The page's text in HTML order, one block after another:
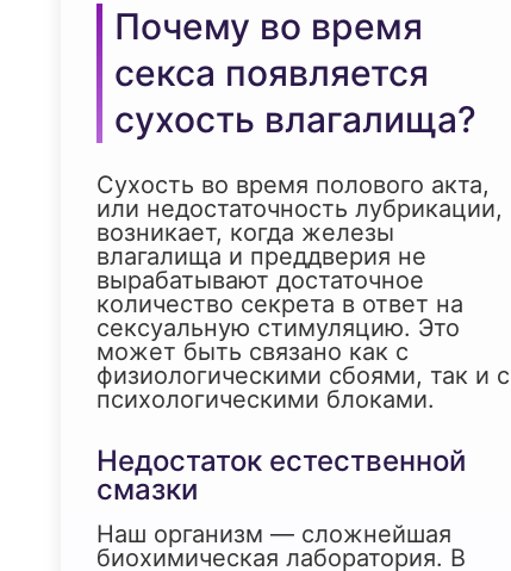
Почему во время
секса появляется
сухость влагалища?
Сухость во время полового акта,
или недостаточность лубрикации,
возникает, когда железы
влагалища и преддверия не
вырабатывают достаточное
количество секрета в ответ на
сексуальную стимуляцию. Это
может быть связано как с
физиологическими сбоями, так и с
психологическими блоками.
Недостаток естественной
смазки
Наш организм — сложнейшая
биохимическая лаборатория. В